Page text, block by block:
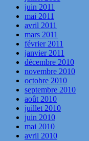
juin 2011
mai 2011
avril 2011
mars 2011
février 2011
janvier 2011
décembre 2010
novembre 2010
octobre 2010
septembre 2010
août 2010
juillet 2010
juin 2010
mai 2010
avril 2010